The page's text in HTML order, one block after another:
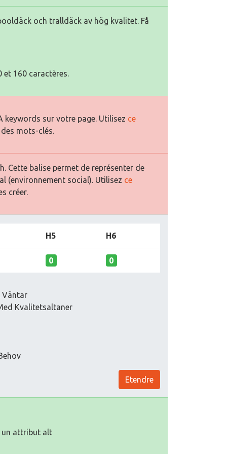
och tralldäck av hög kvalitet. Få
et 160 caractères.
keywords sur votre page. Utilisez ce
mots-clés.
Cette balise permet de représenter de
(environnement social). Utilisez ce
créer.
H5 H6
0 0
Väntar
Kvalitetsaltaner
Etendre
un attribut alt